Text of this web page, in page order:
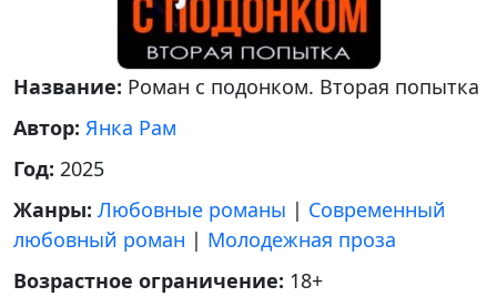
Название: Роман с подонком. Вторая попытка
Автор: Янка Рам
Год: 2025
Жанры: Любовные романы | Современный
любовный роман | Молодежная проза
Возрастное ограничение: 18+